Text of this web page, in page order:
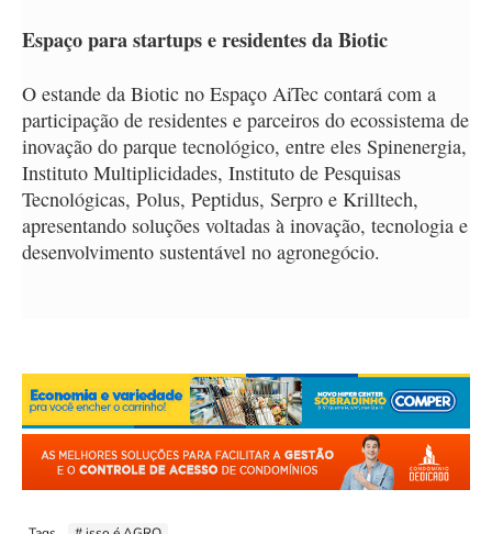
Espaço para startups e residentes da Biotic
O estande da Biotic no Espaço AiTec contará com a
participação de residentes e parceiros do ecossistema de
inovação do parque tecnológico, entre eles Spinenergia,
Instituto Multiplicidades, Instituto de Pesquisas
Tecnológicas, Polus, Peptidus, Serpro e Krilltech,
apresentando soluções voltadas à inovação, tecnologia e
desenvolvimento sustentável no agronegócio.